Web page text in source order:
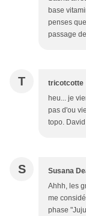
base
penses
passage
T tricotcotte
heu... je
pas d'ou
topo.
S Susana
Ahhh, les
me
phase